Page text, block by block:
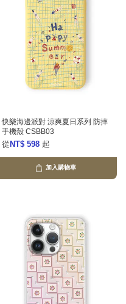
快樂海邊派對 涼爽夏日系列 防摔
手機殼 CSBB03
從 NT$ 598 起
加入購物車